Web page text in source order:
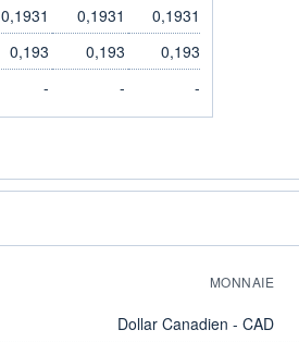
0,1931 0,1931 0,1931
0,193 0,193 0,193
- - -
MONNAIE
Dollar Canadien - CAD